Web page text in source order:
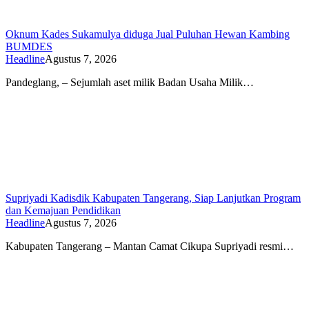
Oknum Kades Sukamulya diduga Jual Puluhan Hewan Kambing
BUMDES
HeadlineAgustus 7, 2026
Pandeglang, – Sejumlah aset milik Badan Usaha Milik…
Supriyadi Kadisdik Kabupaten Tangerang, Siap Lanjutkan Program
dan Kemajuan Pendidikan
HeadlineAgustus 7, 2026
Kabupaten Tangerang – Mantan Camat Cikupa Supriyadi resmi…